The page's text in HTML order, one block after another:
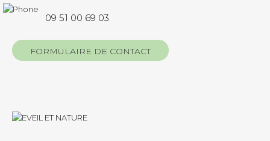
09 51 00 69 03
FORMULAIRE DE CONTACT